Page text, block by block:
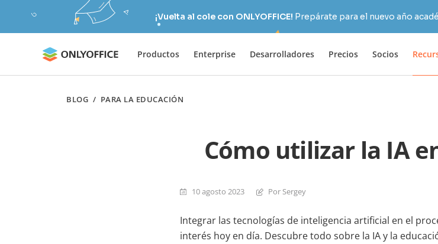
¡Vuelta al cole con ONLYOFFICE! Prepárate para el nuevo año
Productos Enterprise Desarrolladores Precios Socios
BLOG / PARA LA EDUCACIÓN
Cómo utilizar la IA
10 agosto 2023 Por Sergey
Integrar las tecnologías de inteligencia artificial en el
interés hoy en día. Descubre todo sobre la IA y la